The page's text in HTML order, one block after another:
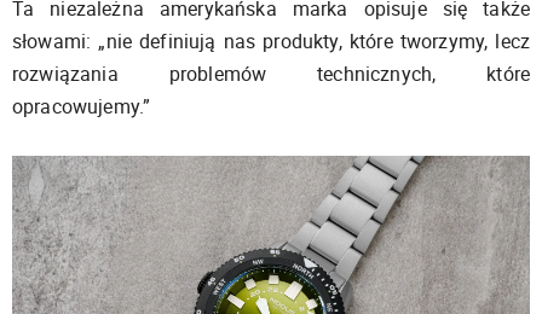
Ta niezależna amerykańska marka opisuje się także
słowami: „nie definiują nas produkty, które tworzymy, lecz
rozwiązania problemów technicznych, które
opracowujemy.”